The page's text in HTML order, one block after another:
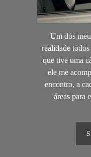
Um dos
realidade
que tive uma
ele me
encontro, a
áreas para